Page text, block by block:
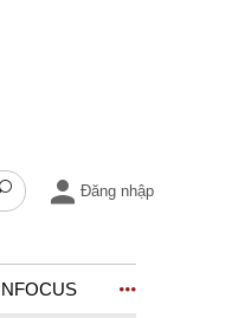
Đăng nhập